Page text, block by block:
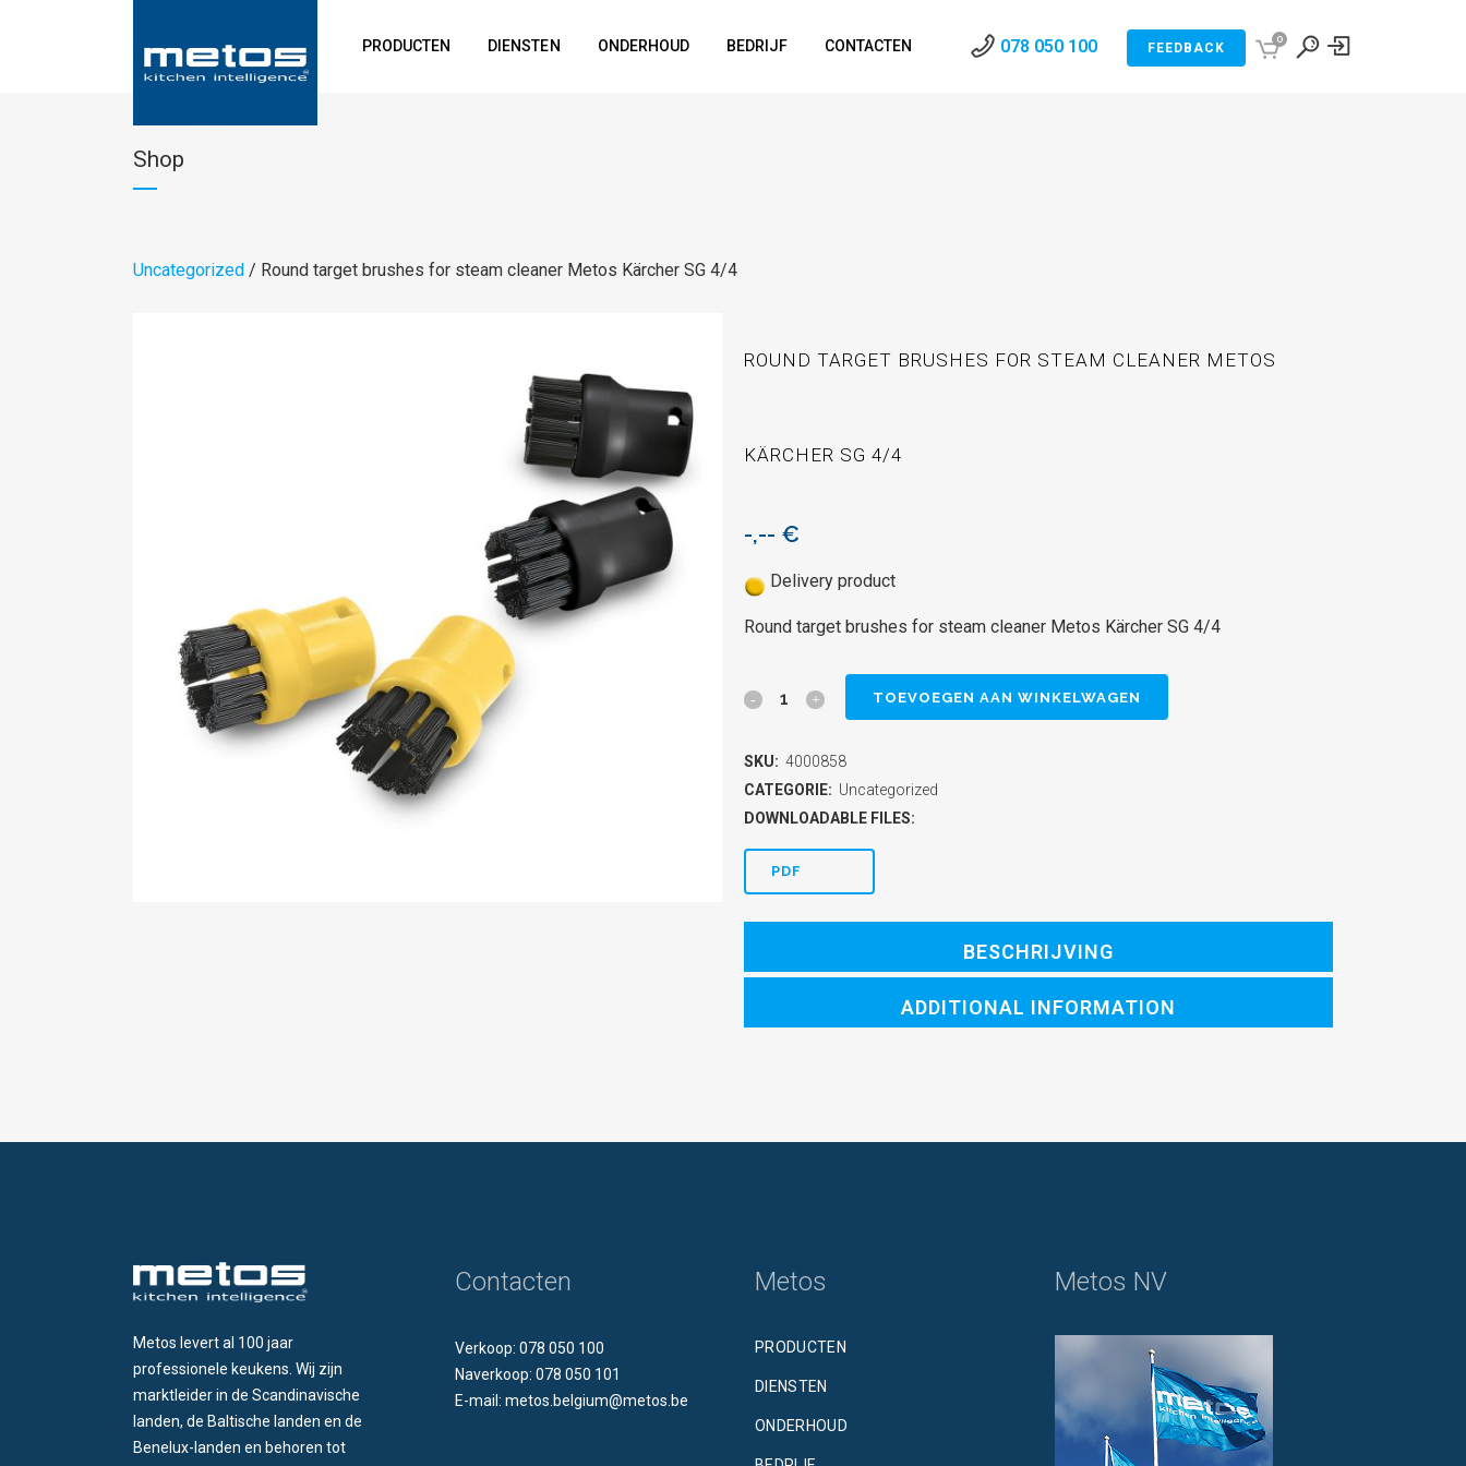
0
078 050 100 FEEDBACK
PRODUCTEN DIENSTEN ONDERHOUD BEDRIJF CONTACTEN
Shop
Uncategorized / Round target brushes for steam cleaner Metos Kärcher SG 4/4
ROUND TARGET BRUSHES FOR STEAM CLEANER METOS
KÄRCHER SG 4/4
-,-- €
Delivery product
Round target brushes for steam cleaner Metos Kärcher SG 4/4
Round
brushes
for
steam
cleaner
Kärcher
TOEVOEGEN AAN WINKELWAGEN
SKU: 4000858
CATEGORIE: Uncategorized
DOWNLOADABLE FILES:
PDF
BESCHRIJVING
ADDITIONAL INFORMATION
Metos levert al 100 jaar
professionele keukens. Wij zijn
marktleider in de Scandinavische
landen, de Baltische landen en de
Benelux-landen en behoren tot
Contacten
Verkoop: 078 050 100
Naverkoop: 078 050 101
E-mail: metos.belgium@metos.be
Metos
PRODUCTEN
DIENSTEN
ONDERHOUD
Metos NV